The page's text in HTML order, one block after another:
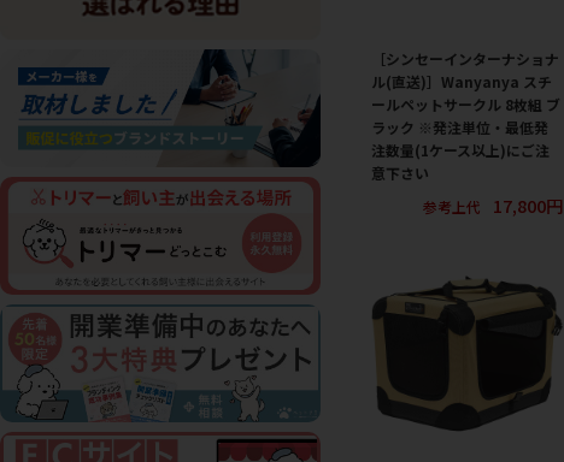
［シンセーインターナショナ
ル(直送)］Wanyanya スチ
ールペットサークル 8枚組 ブ
ラック ※発注単位・最低発
注数量(1ケース以上)にご注
意下さい
参考上代
17,800円